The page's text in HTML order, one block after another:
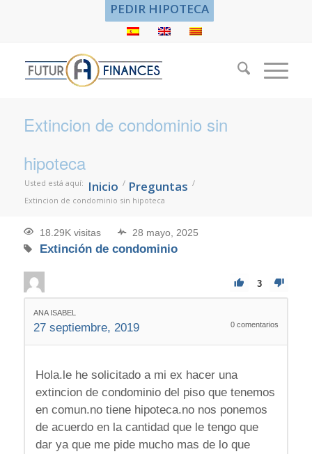
PEDIR HIPOTECA
Extincion de condominio sin
hipoteca
Usted está aquí: Inicio / Preguntas /
Extincion de condominio sin hipoteca
18.29K visitas 28 mayo, 2025
Extinción de condominio
3
ANA ISABEL
27 septiembre, 2019 0 comentarios
Hola.le he solicitado a mi ex hacer una
extincion de condominio del piso que tenemos
en comun.no tiene hipoteca.no nos ponemos
de acuerdo en la cantidad que le tengo que
dar ya que me pide mucho mas de lo que